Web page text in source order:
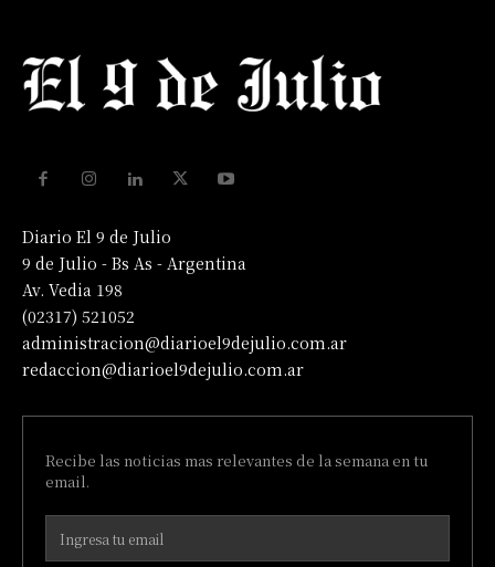
Diario El 9 de Julio
9 de Julio - Bs As - Argentina
Av. Vedia 198
(02317) 521052
administracion@diarioel9dejulio.com.ar
redaccion@diarioel9dejulio.com.ar
Recibe las noticias mas relevantes de la semana en tu
email.